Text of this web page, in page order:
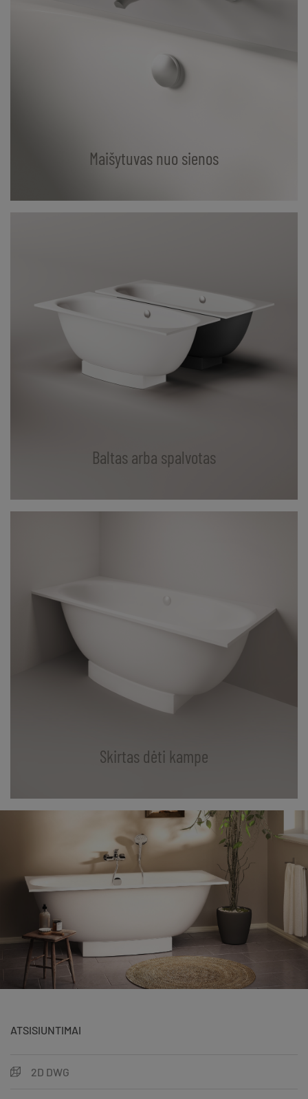
Maišytuvas nuo sienos
Baltas arba spalvotas
Skirtas dėti kampe
ATSISIUNTIMAI
2D DWG